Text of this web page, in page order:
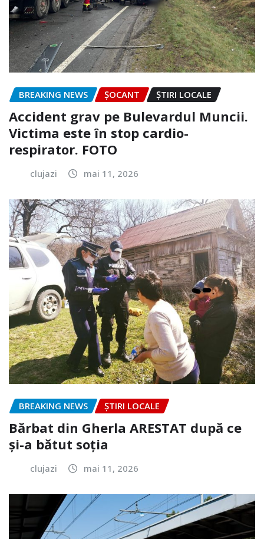
BREAKING NEWS ȘOCANT ȘTIRI LOCALE
Accident grav pe Bulevardul Muncii.
Victima este în stop cardio-
respirator. FOTO
clujazi mai 11, 2026
BREAKING NEWS ȘTIRI LOCALE
Bărbat din Gherla ARESTAT după ce
și-a bătut soția
clujazi mai 11, 2026